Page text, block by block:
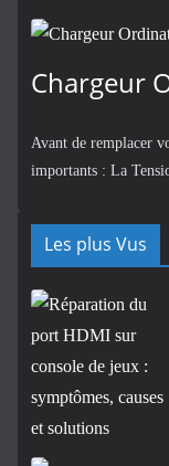
Chargeur
Avant de remplacer
importants : La
Les plus Vus